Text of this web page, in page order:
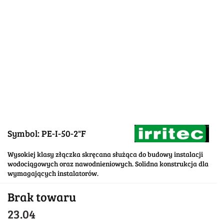
Symbol:PE-I-50-2"F
Wysokiej klasy złączka skręcana służąca do budowy instalacji
wodociągowych oraz nawodnieniowych. Solidna konstrukcja dla
wymagających instalatorów.
Brak towaru
23.04